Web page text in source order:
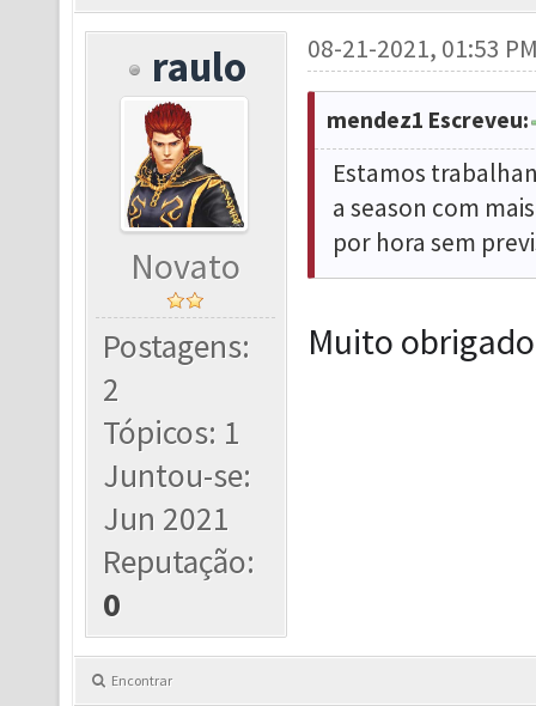
raulo
Novato
Postagens:
2
Tópicos: 1
Juntou-se:
Jun 2021
Reputação:
0
08-21-2021, 01:53
mendez1 Escreveu:
Estamos
a season com
por hora sem
Muito
Encontrar